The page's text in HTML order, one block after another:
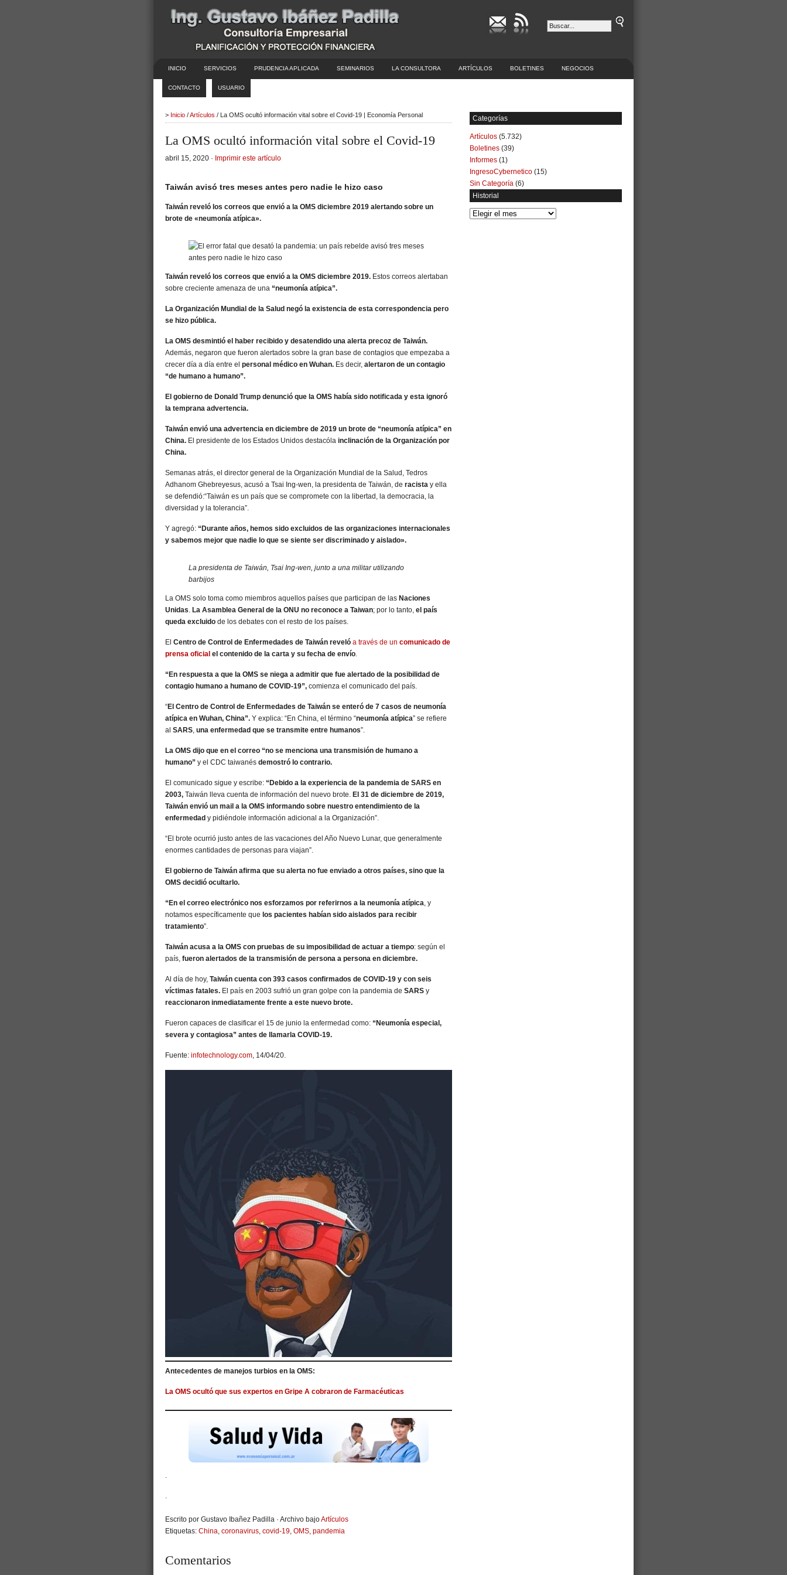
INICIO SERVICIOS PRUDENCIA APLICADA SEMINARIOS LA CONSULTORA ARTÍCULOS BOLETINES NEGOCIOS
CONTACTO USUARIO
> Inicio /Artículos / La OMS ocultó información vital sobre el Covid-19 | Economía Personal
La OMS ocultó información vital sobre el Covid-19
abril 15, 2020 · Imprimir este artículo
Taiwán avisó tres meses antes pero nadie le hizo caso
Taiwán reveló los correos que envió a la OMS diciembre 2019 alertando sobre un
brote de «neumonía atípica».
Taiwán reveló los correos que envió a la OMS diciembre 2019. Estos correos alertaban
sobre creciente amenaza de una “neumonía atípica”.
La Organización Mundial de la Salud negó la existencia de esta correspondencia pero
se hizo pública.
La OMS desmintió el haber recibido y desatendido una alerta precoz de Taiwán.
Además, negaron que fueron alertados sobre la gran base de contagios que empezaba a
crecer día a día entre el personal médico en Wuhan. Es decir, alertaron de un contagio
“de humano a humano”.
El gobierno de Donald Trump denunció que la OMS había sido notificada y esta ignoró
la temprana advertencia.
Taiwán envió una advertencia en diciembre de 2019 un brote de “neumonía atípica” en
China. El presidente de los Estados Unidos destacóla inclinación de la Organización por
China.
Semanas atrás, el director general de la Organización Mundial de la Salud, Tedros
Adhanom Ghebreyesus, acusó a Tsai Ing-wen, la presidenta de Taiwán, de racista y ella
se defendió:“Taiwán es un país que se compromete con la libertad, la democracia, la
diversidad y la tolerancia”.
Y agregó: “Durante años, hemos sido excluidos de las organizaciones internacionales
y sabemos mejor que nadie lo que se siente ser discriminado y aislado».
La presidenta de Taiwán, Tsai Ing-wen, junto a una militar utilizando
barbijos
La OMS solo toma como miembros aquellos países que participan de las Naciones
Unidas. La Asamblea General de la ONU no reconoce a Taiwan; por lo tanto, el país
queda excluido de los debates con el resto de los países.
El Centro de Control de Enfermedades de Taiwán reveló a través de un comunicado de
prensa oficial el contenido de la carta y su fecha de envío.
“En respuesta a que la OMS se niega a admitir que fue alertado de la posibilidad de
contagio humano a humano de COVID-19”, comienza el comunicado del país.
“El Centro de Control de Enfermedades de Taiwán se enteró de 7 casos de neumonía
atípica en Wuhan, China”. Y explica: “En China, el término “neumonía atípica” se refiere
al SARS, una enfermedad que se transmite entre humanos”.
La OMS dijo que en el correo “no se menciona una transmisión de humano a
humano” y el CDC taiwanés demostró lo contrario.
El comunicado sigue y escribe: “Debido a la experiencia de la pandemia de SARS en
2003, Taiwán lleva cuenta de información del nuevo brote. El 31 de diciembre de 2019,
Taiwán envió un mail a la OMS informando sobre nuestro entendimiento de la
enfermedad y pidiéndole información adicional a la Organización”.
“El brote ocurrió justo antes de las vacaciones del Año Nuevo Lunar, que generalmente
enormes cantidades de personas para viajan”.
El gobierno de Taiwán afirma que su alerta no fue enviado a otros países, sino que la
OMS decidió ocultarlo.
“En el correo electrónico nos esforzamos por referirnos a la neumonía atípica, y
notamos específicamente que los pacientes habían sido aislados para recibir
tratamiento”.
Taiwán acusa a la OMS con pruebas de su imposibilidad de actuar a tiempo: según el
país, fueron alertados de la transmisión de persona a persona en diciembre.
Al día de hoy, Taiwán cuenta con 393 casos confirmados de COVID-19 y con seis
víctimas fatales. El país en 2003 sufrió un gran golpe con la pandemia de SARS y
reaccionaron inmediatamente frente a este nuevo brote.
Fueron capaces de clasificar el 15 de junio la enfermedad como: “Neumonía especial,
severa y contagiosa” antes de llamarla COVID-19.
Fuente: infotechnology.com, 14/04/20.
Antecedentes de manejos turbios en la OMS:
La OMS ocultó que sus expertos en Gripe A cobraron de Farmacéuticas
Escrito por Gustavo Ibañez Padilla · Archivo bajoArtículos
Etiquetas: China coronavirus covid-19 OMS pandemia
Comentarios
Categorías
Artículos (5.732)
Boletines (39)
Informes (1)
IngresoCybernetico (15)
Sin Categoría (6)
Historial
Historial